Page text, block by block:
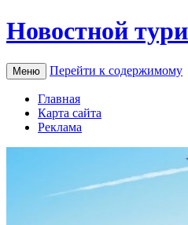
Новостной
Меню Перейти к содержимому
Главная
Карта сайта
Реклама